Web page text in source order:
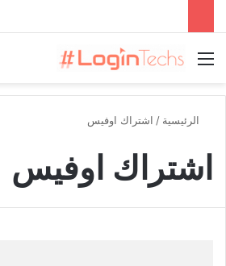
القائمة
الرئيسية / اشتراك اوفيس
اشتراك اوفيس